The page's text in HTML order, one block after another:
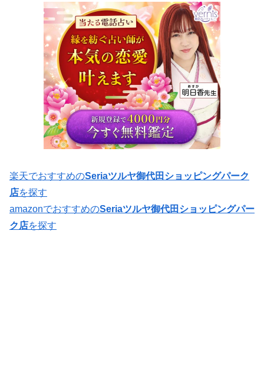
楽天でおすすめのSeriaツルヤ御代田ショッピングパーク
店を探す
amazonでおすすめのSeriaツルヤ御代田ショッピングパー
ク店を探す